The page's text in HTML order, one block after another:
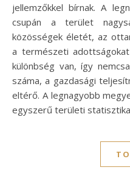
jellemzőkkel bírnak. A
csupán a terület
közösségek életét, az
a természeti
különbség van, így
száma, a gazdasági
eltérő. A legnagyobb
egyszerű területi